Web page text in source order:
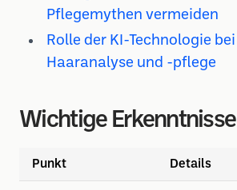
Pflegemythen vermeiden
Rolle der KI-Technologie bei
Haaranalyse und -pflege
Wichtige Erkenntnisse
Punkt Details